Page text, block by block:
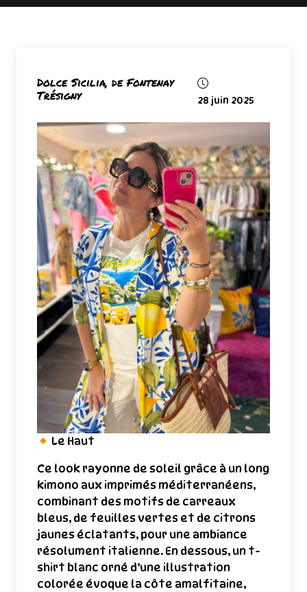
Dolce Sicilia, de Fontenay
Trésigny
28 juin 2025
Le Haut
Ce look rayonne de soleil grâce à un long
kimono aux imprimés méditerranéens,
combinant des motifs de carreaux
bleus, de feuilles vertes et de citrons
jaunes éclatants, pour une ambiance
résolument italienne. En dessous, un t-
shirt blanc orné d’une illustration
colorée évoque la côte amalfitaine,